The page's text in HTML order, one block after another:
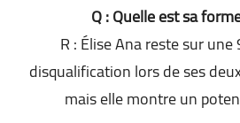
Q : Quelle est sa
R : Élise Ana reste sur
disqualification lors de ses
mais elle montre un